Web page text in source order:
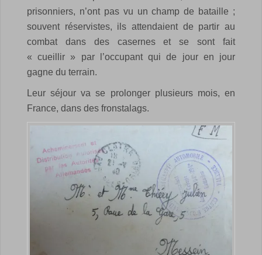
prisonniers, n’ont pas vu un champ de bataille ;
souvent réservistes, ils attendaient de partir au
combat dans des casernes et se sont fait
« cueillir » par l’occupant qui de jour en jour
gagne du terrain.
Leur séjour va se prolonger plusieurs mois, en
France, dans des fronstalags.